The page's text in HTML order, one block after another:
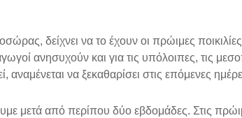
δείχνει να το έχουν οι πρώιμες
ανησυχούν και για τις υπόλοιπες, τις
αναμένεται να ξεκαθαρίσει στις επόμενες
μετά από περίπου δύο εβδομάδες. Στις